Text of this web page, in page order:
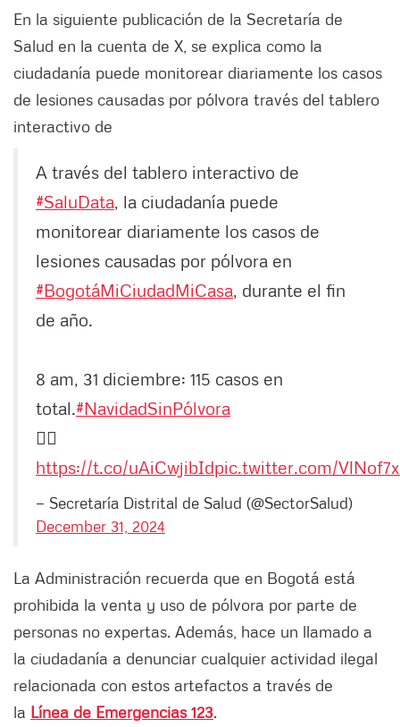
En la siguiente publicación de la Secretaría de
Salud en la cuenta de X, se explica como la
ciudadanía puede monitorear diariamente los casos
de lesiones causadas por pólvora través del tablero
interactivo de
A través del tablero interactivo de
#SaluData, la ciudadanía puede
monitorear diariamente los casos de
lesiones causadas por pólvora en
#BogotáMiCiudadMiCasa, durante el fin
de año.
8 am, 31 diciembre: 115 casos en
total.#NavidadSinPólvora
👉🏻
https://t.co/uAiCwjibIdpic.twitter.com/
— Secretaría Distrital de Salud (@SectorSalud)
December 31, 2024
La Administración recuerda que en Bogotá está
prohibida la venta y uso de pólvora por parte de
personas no expertas. Además, hace un llamado a
la ciudadanía a denunciar cualquier actividad ilegal
relacionada con estos artefactos a través de
la Línea de Emergencias 123.